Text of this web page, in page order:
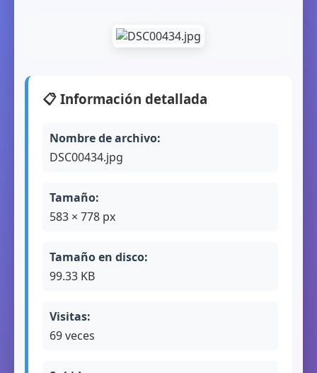
📋 Información detallada
Nombre de archivo:
DSC00434.jpg
Tamaño:
583 × 778 px
Tamaño en disco:
99.33 KB
Visitas:
69 veces